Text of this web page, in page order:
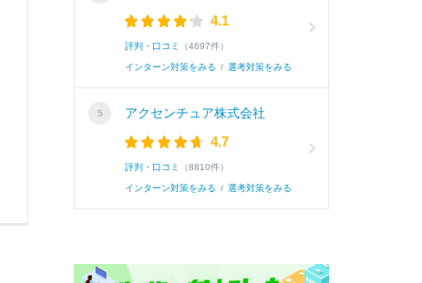
いて知ってもらうために、ソーラーカー試乗な
ってくる場面が多々ありました。この問題は、
などのＳＮＳで現状報告を随時行って解決致し
できました。情報共有は円滑な組織運営にも必
いです。
4.1
評判・口コミ （4697件）
インターン対策をみる / 選考対策をみる
アクセンチュア株式会社
4.7
評判・口コミ （8810件）
インターン対策をみる / 選考対策をみる